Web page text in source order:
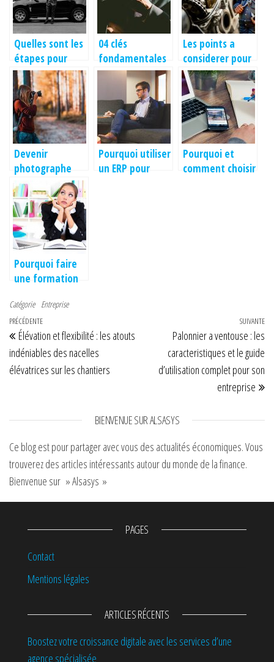
Quelles sont les
étapes pour
mettre les
papiers de son
auto
d’entreprise en
règle ?
04 clés
fondamentales
pour être un
gestionnaire
d’entreprise
Les points a
considerer pour
choisir son
garagiste
Devenir
photographe
independant
avec le portage
salarial et
entrepreneurial
Pourquoi utiliser
un ERP pour
Pourquoi et
comment choisir
Pourquoi faire
une formation
Competence
est-il necessaire
?
Catégorie Entreprise
Navigation de l’article
Article précédent
PRÉCÉDENTE
Élévation et flexibilité : les atouts
indéniables des nacelles
élévatrices sur les chantiers
SUIVANTE
Palonnier a ventouse : les
caracteristiques et le guide
d’utilisation complet pour son
entreprise
BIENVENUE SUR ALSASYS
Ce blog est pour partager avec vous des actualités économiques. Vous
trouverez des articles intéressants autour du monde de la finance.
Bienvenue sur » Alsasys »
PAGES
Contact
Mentions légales
ARTICLES RÉCENTS
Boostez votre croissance digitale avec les services d’une
agence spécialisée